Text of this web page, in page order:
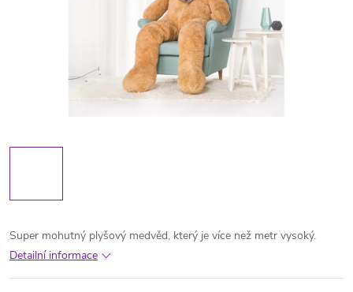
Super mohutný plyšový medvěd, který je více než metr vysoký.
Detailní informace